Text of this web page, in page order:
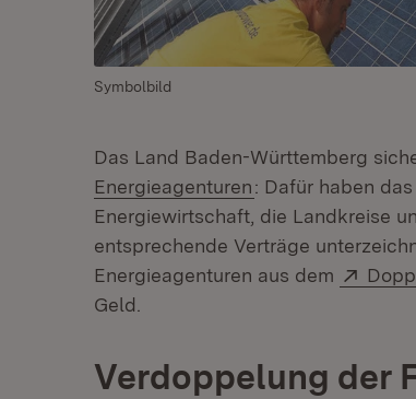
Symbolbild
Das Land Baden-Württemberg
Energieagenturen(Öffnet in neuem
: Dafür haben
Energiewirtschaft, die Landkreise
entsprechende Verträge
Energieagenturen aus dem
Geld.
Verdoppelung der